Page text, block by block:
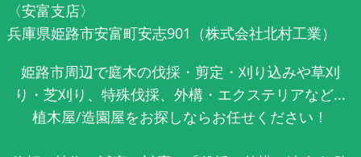
〈安富支店〉
兵庫県姫路市安富町安志901（株式会社北村工業）
姫路市周辺で庭木の伐採・剪定・刈り込みや草刈
り・芝刈り、特殊伐採、外構・エクステリアなど...
植木屋/造園屋をお探しならお任せください！